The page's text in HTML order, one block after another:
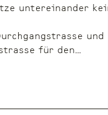
untereinander
für den…